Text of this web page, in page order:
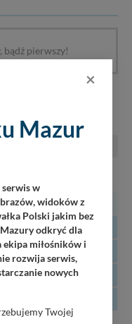
bądź pierwszy!
31 1
7 8
14 15
21 22
×
Mazur
serwis w
widoków z
Polski jakim bez
odkryć dla
ekipa miłośników i
rozwija serwis,
nowych
Twojej